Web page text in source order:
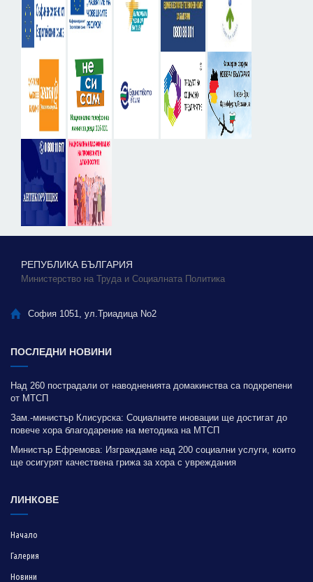
РЕПУБЛИКА БЪЛГАРИЯ
Министерство на Труда и Социалната Политика
София 1051, ул.Триадица No2
ПОСЛЕДНИ НОВИНИ
Над 260 пострадали от наводненията домакинства са подкрепени
от МТСП
Зам.-министър Клисурска: Социалните иновации ще достигат до
повече хора благодарение на методика на МТСП
Министър Ефремова: Изграждаме над 200 социални услуги, които
ще осигурят качествена грижа за хора с увреждания
ЛИНКОВЕ
Начало
Галерия
Новини